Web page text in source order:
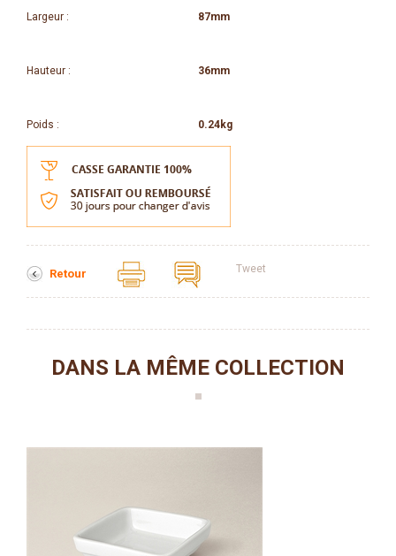
Largeur : 87mm
Hauteur : 36mm
Poids : 0.24kg
Retour Tweet
DANS LA MÊME COLLECTION